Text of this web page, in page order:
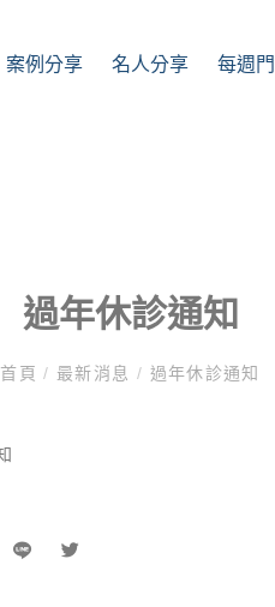
案例分享 名⼈分享 每週
過年休診通知
首頁/ 最新消息 / 過年休診通知